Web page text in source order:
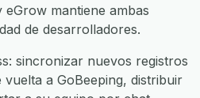
mantiene ambas
de desarrolladores.
sincronizar nuevos registros
a GoBeeping, distribuir